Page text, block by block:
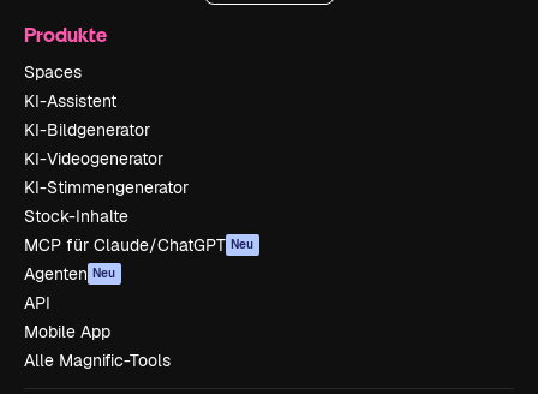
Produkte
Spaces
KI-Assistent
KI-Bildgenerator
KI-Videogenerator
KI-Stimmengenerator
Stock-Inhalte
MCP für Claude/ChatGPT Neu
Agenten Neu
API
Mobile App
Alle Magnific-Tools